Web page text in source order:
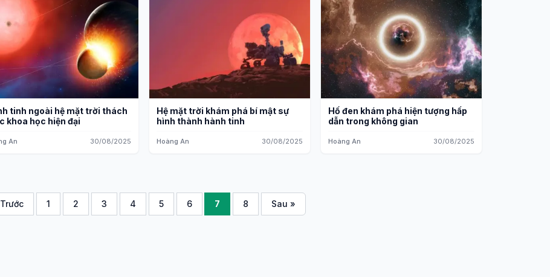
tinh ngoài hệ mặt trời thách
khoa học hiện đại
An 30/08/2025
Hệ mặt trời khám phá bí mật sự
hình thành hành tinh
Hoàng An 30/08/2025
Hố đen khám phá hiện tượng hấp
dẫn trong không gian
Hoàng An 30/08/2025
1 2 3 4 5 6 7 8 Sau »